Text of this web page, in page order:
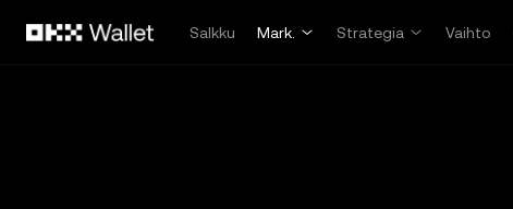
Salkku
Mark. Strategia Vaihto